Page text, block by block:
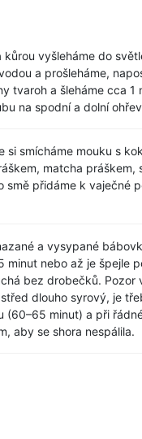
kůrou vyšleháme do
a prošleháme,
tvaroh a šleháme cca 1
na spodní a dolní
si smícháme mouku s
matcha práškem,
smě přidáme k vaječné
a vysypané
minut nebo až je špejle
bez drobečků. Pozor
dlouho syrový, je
(60–65 minut) a při
aby se shora nespálila.